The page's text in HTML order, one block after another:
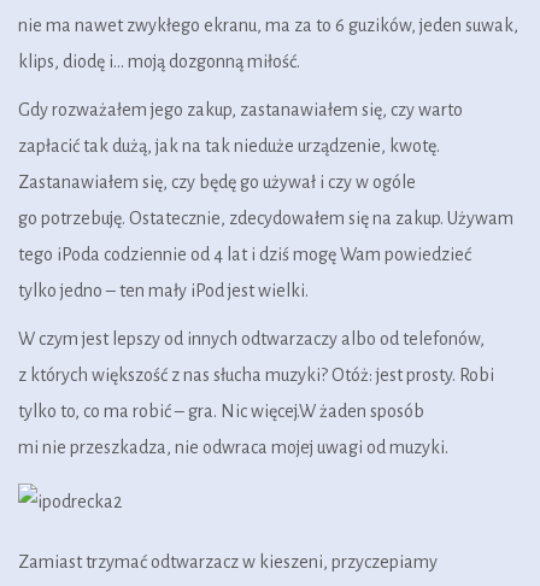
nie ma nawet zwykłego ekranu, ma za to 6 guzików, jeden suwak,
klips, diodę i… moją dozgonną miłość.
Gdy rozważałem jego zakup, zastanawiałem się, czy warto
zapłacić tak dużą, jak na tak nieduże urządzenie, kwotę.
Zastanawiałem się, czy będę go używał i czy w ogóle
go potrzebuję. Ostatecznie, zdecydowałem się na zakup. Używam
tego iPoda codziennie od 4 lat i dziś mogę Wam powiedzieć
tylko jedno – ten mały iPod jest wielki.
W czym jest lepszy od innych odtwarzaczy albo od telefonów,
z których większość z nas słucha muzyki? Otóż: jest prosty. Robi
tylko to, co ma robić – gra. Nic więcej.W żaden sposób
mi nie przeszkadza, nie odwraca mojej uwagi od muzyki.
Zamiast trzymać odtwarzacz w kieszeni, przyczepiamy